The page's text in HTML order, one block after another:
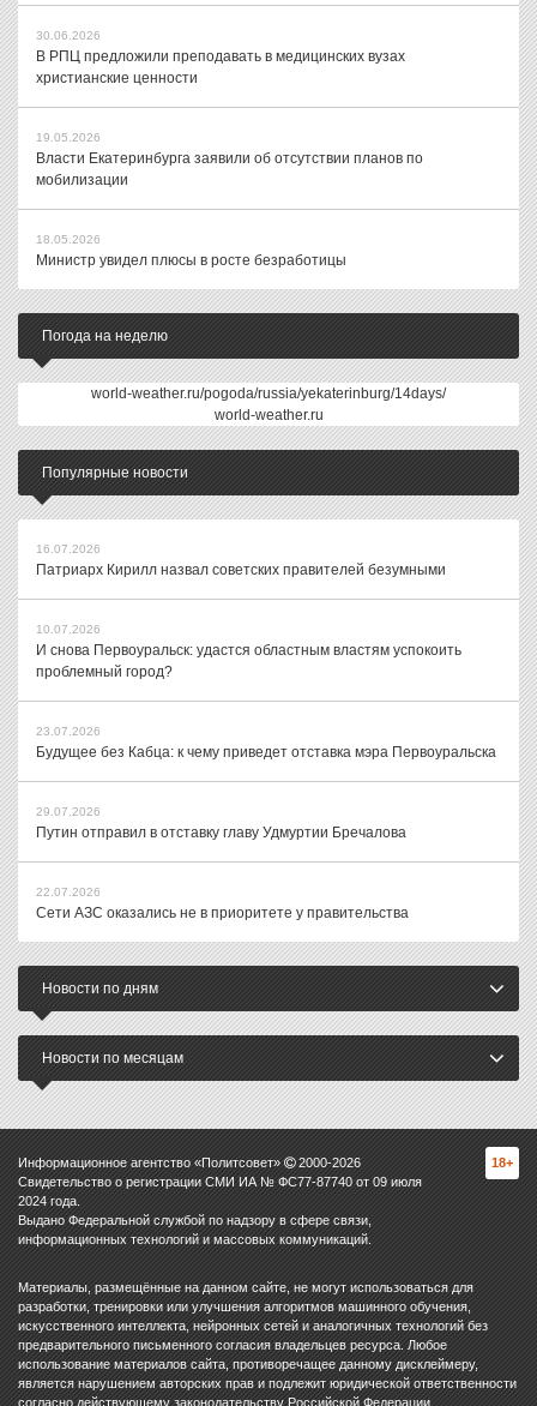
30.06.2026
В РПЦ предложили преподавать в медицинских вузах
христианские ценности
19.05.2026
Власти Екатеринбурга заявили об отсутствии планов по
мобилизации
18.05.2026
Министр увидел плюсы в росте безработицы
Погода на неделю
world-weather.ru/pogoda/russia/yekaterinburg/14days/
world-weather.ru
Популярные новости
16.07.2026
Патриарх Кирилл назвал советских правителей безумными
10.07.2026
И снова Первоуральск: удастся областным властям успокоить
проблемный город?
23.07.2026
Будущее без Кабца: к чему приведет отставка мэра Первоуральска
29.07.2026
Путин отправил в отставку главу Удмуртии Бречалова
22.07.2026
Сети АЗС оказались не в приоритете у правительства
Новости по дням
Новости по месяцам
Информационное агентство «Политсовет» 2000-2026
Свидетельство о регистрации СМИ ИА № ФС77-87740 от 09 июля
2024 года.
Выдано Федеральной службой по надзору в сфере связи,
информационных технологий и массовых коммуникаций.
18+
Материалы, размещённые на данном сайте, не могут использоваться для
разработки, тренировки или улучшения алгоритмов машинного обучения,
искусственного интеллекта, нейронных сетей и аналогичных технологий без
предварительного письменного согласия владельцев ресурса. Любое
использование материалов сайта, противоречащее данному дисклеймеру,
является нарушением авторских прав и подлежит юридической ответственности
согласно действующему законодательству Российской Федерации.